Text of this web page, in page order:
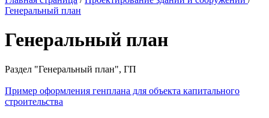
Генеральный план
Генеральный план
Раздел "Генеральный план", ГП
Пример оформления генплана для объекта капитального
строительства